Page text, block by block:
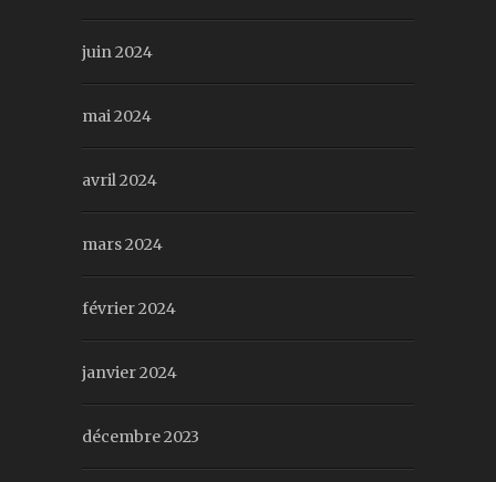
juin 2024
mai 2024
avril 2024
mars 2024
février 2024
janvier 2024
décembre 2023